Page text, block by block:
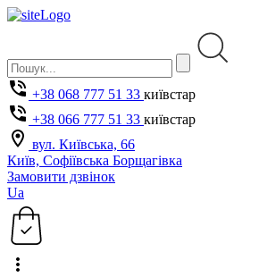
+38 068 777 51 33 київстар
+38 066 777 51 33 київстар
вул. Київська, 66
Київ, Софіївська Борщагівка
Замовити дзвінок
Ua